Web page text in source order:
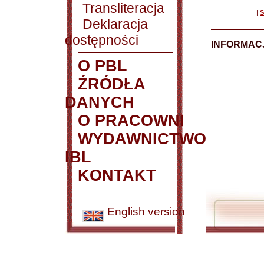
Transliteracja
Deklaracja
dostępności
O PBL
ŹRÓDŁA
DANYCH
O PRACOWNI
WYDAWNICTWO
IBL
KONTAKT
English version
|